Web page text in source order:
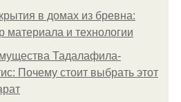
в домах из бревна:
материала и технологии
Тадалафила-
Почему стоит выбрать этот